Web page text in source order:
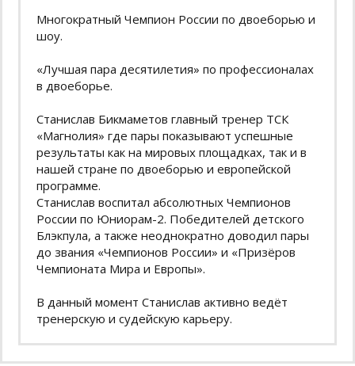
Многократный Чемпион России по двоеборью и
шоу.
«Лучшая пара десятилетия» по профессионалах
в двоеборье.
Станислав Бикмаметов главный тренер ТСК
«Магнолия» где пары показывают успешные
результаты как на мировых площадках, так и в
нашей стране по двоеборью и европейской
программе.
Станислав воспитал абсолютных Чемпионов
России по Юниорам-2. Победителей детского
Блэкпула, а также неоднократно доводил пары
до звания «Чемпионов России» и «Призёров
Чемпионата Мира и Европы».
В данный момент Станислав активно ведёт
тренерскую и судейскую карьеру.